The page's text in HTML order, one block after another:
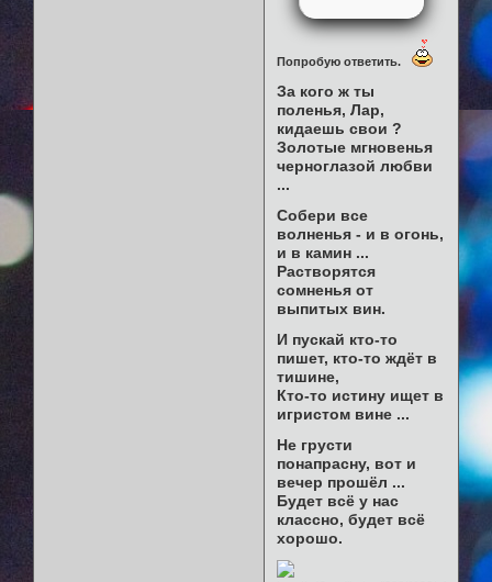
Попробую ответить.
За кого ж ты
поленья, Лар,
кидаешь свои ?
Золотые мгновенья
черноглазой любви
...
Собери все
волненья - и в огонь,
и в камин ...
Растворятся
сомненья от
выпитых вин.
И пускай кто-то
пишет, кто-то ждёт в
тишине,
Кто-то истину ищет в
игристом вине ...
Не грусти
понапрасну, вот и
вечер прошёл ...
Будет всё у нас
классно, будет всё
хорошо.